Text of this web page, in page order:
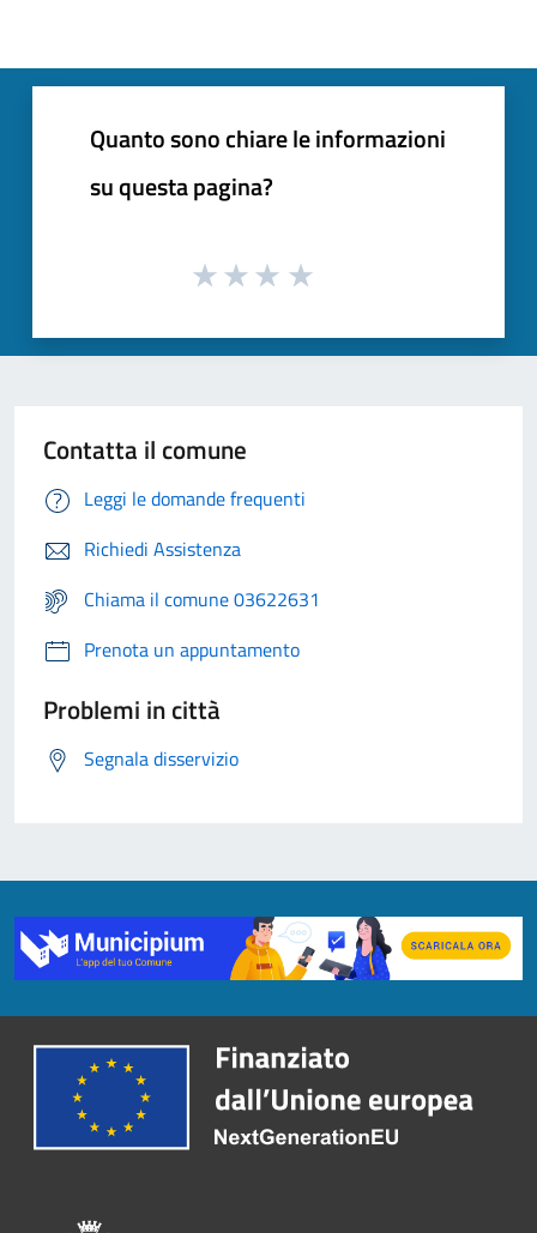
Quanto sono chiare le informazioni
su questa pagina?
Contatta il comune
Leggi le domande frequenti
Richiedi Assistenza
Chiama il comune 03622631
Prenota un appuntamento
Problemi in città
Segnala disservizio